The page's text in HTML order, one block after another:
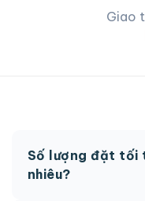
Giao
Số lượng đặt tối
nhiêu?